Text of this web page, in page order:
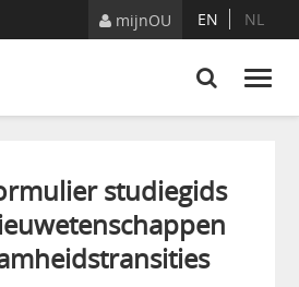
mijnOU EN NL
studiegids